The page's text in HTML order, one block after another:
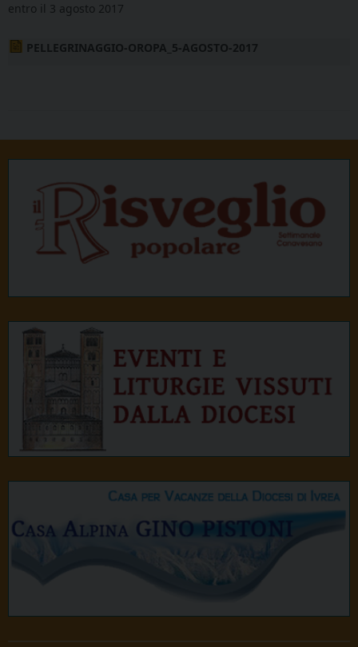
entro il 3 agosto 2017
PELLEGRINAGGIO-OROPA_5-AGOSTO-2017